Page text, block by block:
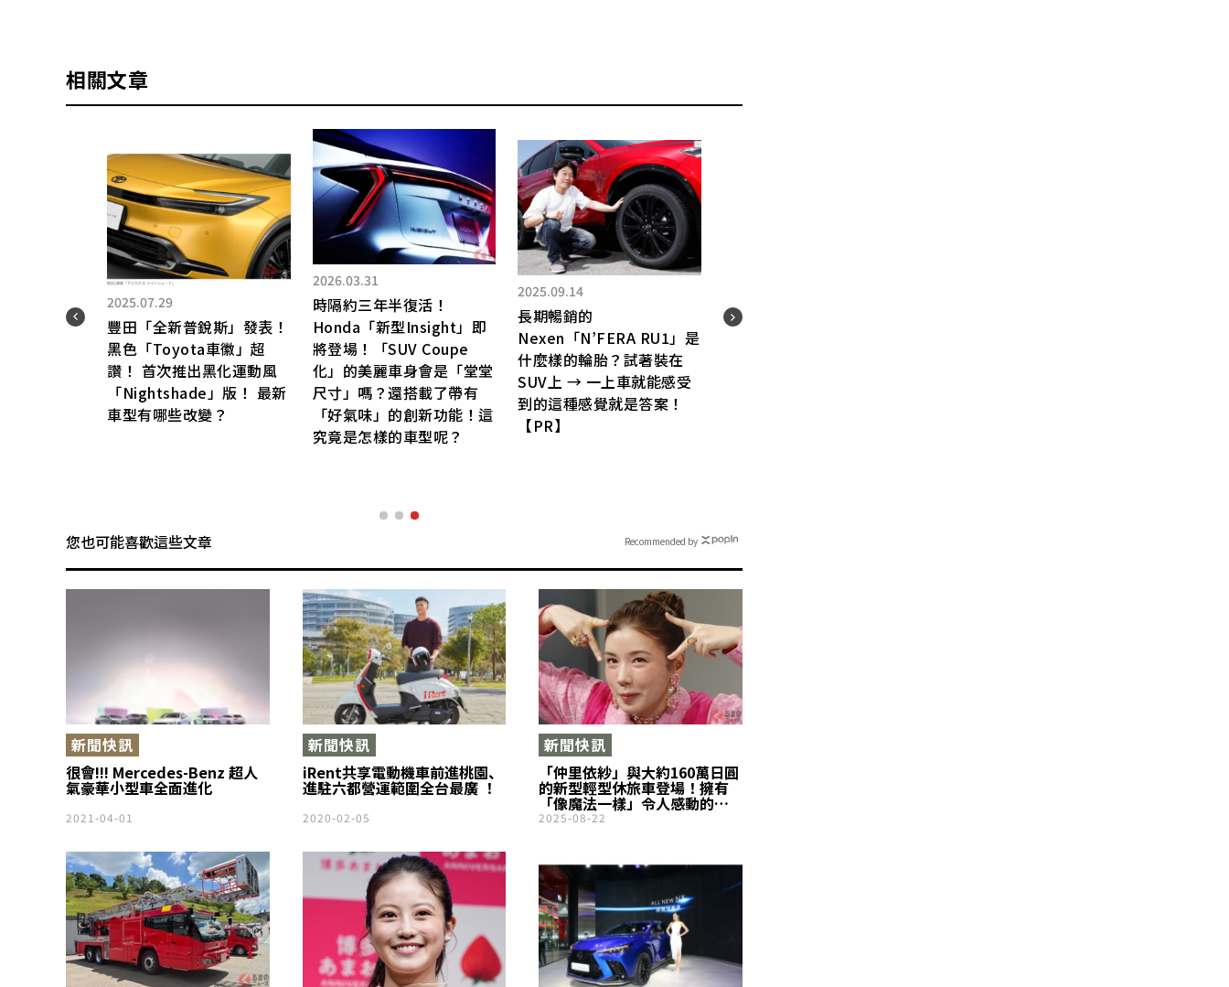
相關文章
2025.07.29
豐田「全新普銳斯」發表！
黑色「Toyota車徽」超
讚！ 首次推出黑化運動風
「Nightshade」版！ 最新
車型有哪些改變？
2026.03.31
時隔約三年半復活！
Honda「新型Insight」即
將登場！「SUV Coupe
化」的美麗車身會是「堂堂
尺寸」嗎？還搭載了帶有
「好氣味」的創新功能！這
究竟是怎樣的車型呢？
2025.09.14
長期暢銷的
Nexen「N’FERA RU1」是
什麼樣的輪胎？試著裝在
SUV上 → 一上車就能感受
到的這種感覺就是答案！
【PR】
您也可能喜歡這些文章
很會!!! Mercedes-Benz 超人
氣豪華小型車全面進化
新聞快訊
2021-04-01
iRent共享電動機車前進桃園、
進駐六都營運範圍全台最廣 ！
新聞快訊
2020-02-05
「仲里依紗」與大約160萬日圓
的新型輕型休旅車登場！擁有
「像魔法一樣」令人感動的超
厲害功能，以及方正設計，獲
新聞快訊
2025-08-22
Recommended by